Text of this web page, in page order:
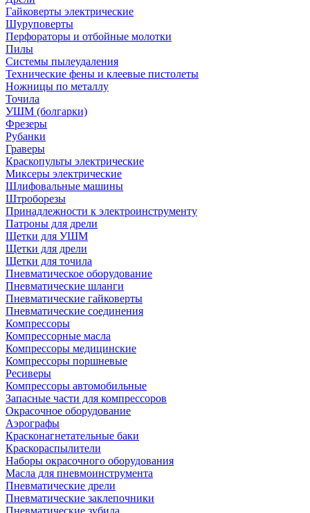
Гайковерты электрические
Шуруповерты
Перфораторы и отбойные молотки
Пилы
Системы пылеудаления
Технические фены и клеевые пистолеты
Ножницы по металлу
Точила
УШМ (болгарки)
Фрезеры
Рубанки
Граверы
Краскопульты электрические
Миксеры электрические
Шлифовальные машины
Штроборезы
Принадлежности к электроинструменту
Патроны для дрели
Щетки для УШМ
Щетки для дрели
Щетки для точила
Пневматическое оборудование
Пневматические шланги
Пневматические гайковерты
Пневматические соединения
Компрессоры
Компрессорные масла
Компрессоры медицинские
Компрессоры поршневые
Ресиверы
Компрессоры автомобильные
Запасные части для компрессоров
Окрасочное оборудование
Аэрографы
Красконагнетательные баки
Краскораспылители
Наборы окрасочного оборудования
Масла для пневмоинструмента
Пневматические дрели
Пневматические заклепочники
Пневматические зубила